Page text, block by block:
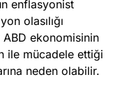
enflasyonist
olasılığı
ekonomisinin
ile mücadele ettiği
neden olabilir.